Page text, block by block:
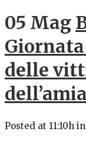
05 Mag
delle
Posted at 11:10h in